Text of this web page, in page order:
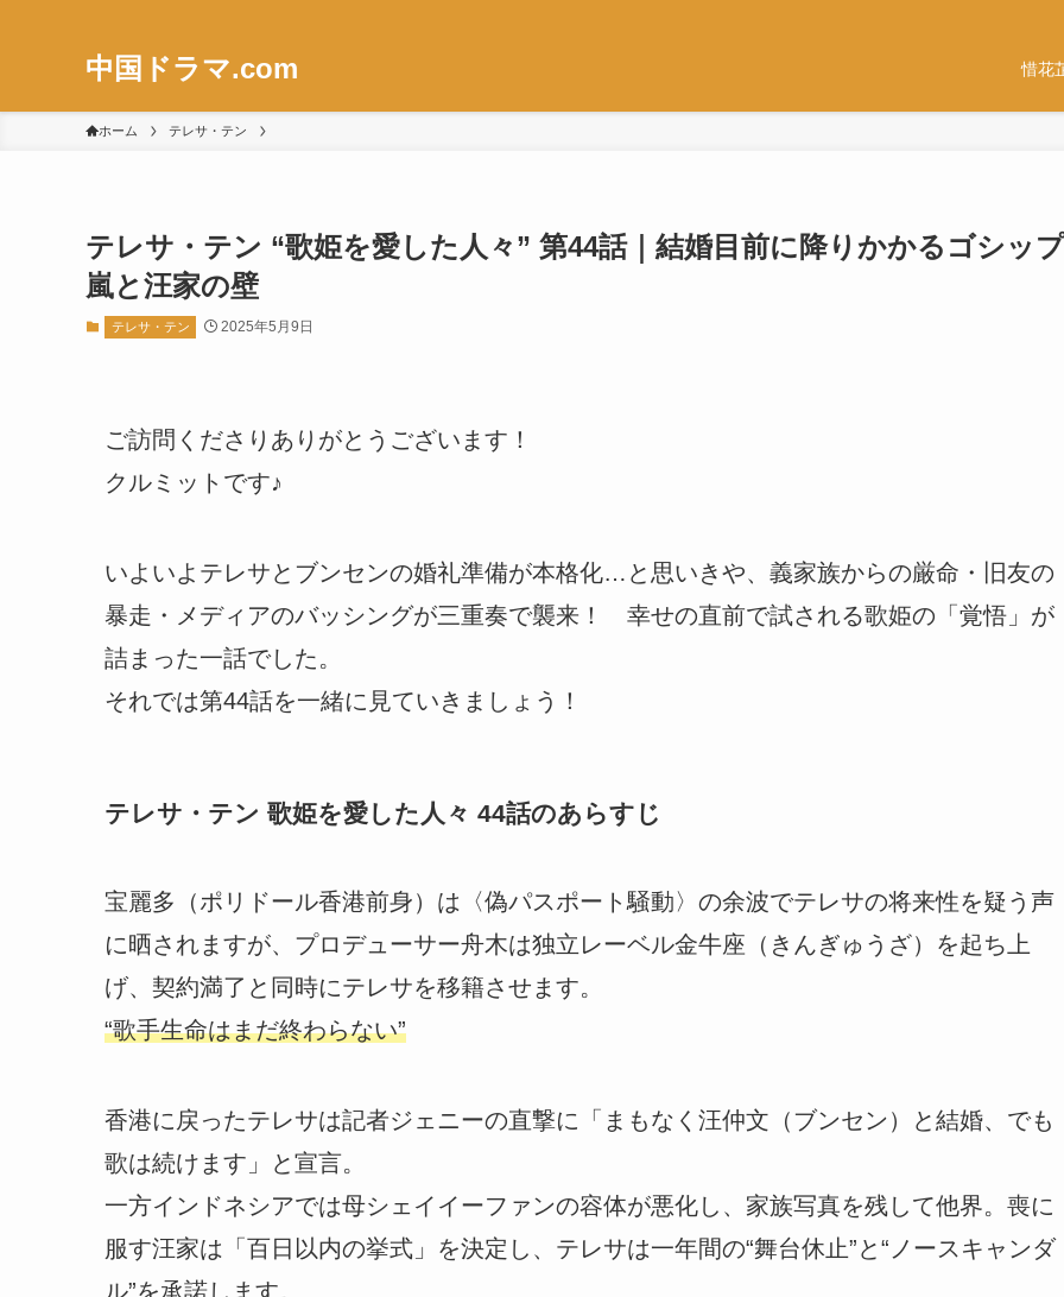
中国ドラマ.com 惜花
ホーム テレサ・テン
テレサ・テン “歌姫を愛した人々” 第44話｜結婚目前に降りかかるゴシップ
嵐と汪家の壁
テレサ・テン 2025年5月9日
ご訪問くださりありがとうございます！
クルミットです♪
いよいよテレサとブンセンの婚礼準備が本格化…と思いきや、義家族からの厳命・旧友の
暴走・メディアのバッシングが三重奏で襲来！ 幸せの直前で試される歌姫の「覚悟」が
詰まった一話でした。
それでは第44話を一緒に見ていきましょう！
テレサ・テン 歌姫を愛した人々 44話のあらすじ
宝麗多（ポリドール香港前身）は〈偽パスポート騒動〉の余波でテレサの将来性を疑う声
に晒されますが、プロデューサー舟木は独立レーベル金牛座（きんぎゅうざ）を起ち上
げ、契約満了と同時にテレサを移籍させます。
“歌手生命はまだ終わらない”
香港に戻ったテレサは記者ジェニーの直撃に「まもなく汪仲文（ブンセン）と結婚、でも
歌は続けます」と宣言。
一方インドネシアでは母シェイイーファンの容体が悪化し、家族写真を残して他界。喪に
服す汪家は「百日以内の挙式」を決定し、テレサは一年間の“舞台休止”と“ノースキャンダ
ル”を承諾します。